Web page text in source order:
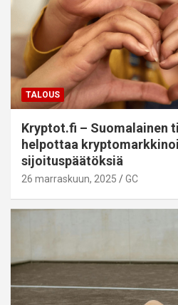
TALOUS
Kryptot.fi – Suomalainen
helpottaa
sijoituspäätöksiä
26 marraskuun, 2025 GC